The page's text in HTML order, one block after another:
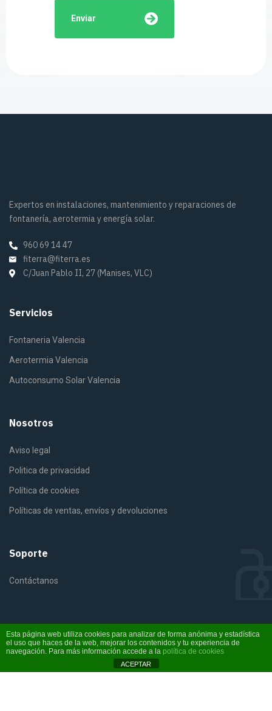
Enviar
Expertos en instalaciones, mantenimiento y reparaciones de
fontanería, aerotermia y energía solar.
960 69 14 47
fiterra@fiterra.es
C/Juan Pablo II, 27 (Manises, VLC)
Servicios
Fontaneria Valencia
Aerotermia Valencia
Autoconsumo Solar Valencia
Nosotros
Aviso legal
Politica de privacidad
Política de cookies
Políticas de ventas, envíos y devoluciones
Soporte
Contáctanos
©2025 Fiterra. Derechos reservados
Esta página web utiliza cookies para analizar de forma anónima y estadística
el uso que haces de la web, mejorar los contenidos y tu experiencia de
navegación. Para más información accede a la política de cookies
ACEPTAR